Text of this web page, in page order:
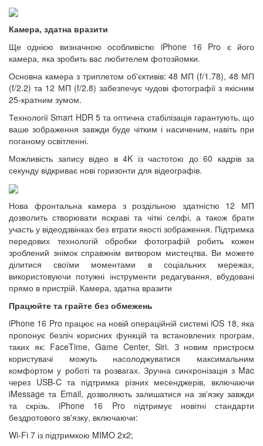
Камера, здатна вразити
Ще однією визначною особливістю iPhone 16 Pro є його
камера, яка зробить вас любителем фотозйомки.
Основна камера з триплетом об'єктивів: 48 МП (f/1.78), 48 МП
(f/2.2) та 12 МП (f/2.8) забезпечує чудові фотографії з якісним
25-кратним зумом.
Технології Smart HDR 5 та оптична стабілізація гарантують, що
ваше зображення завжди буде чітким і насиченим, навіть при
поганому освітленні.
Можливість запису відео в 4K із частотою до 60 кадрів за
секунду відкриває нові горизонти для відеографів.
Нова фронтальна камера з роздільною здатністю 12 МП
дозволить створювати яскраві та чіткі селфі, а також брати
участь у відеодзвінках без втрати якості зображення. Підтримка
передових технологій обробки фотографій робить кожен
зроблений знімок справжнім витвором мистецтва. Ви можете
ділитися своїми моментами в соціальних мережах,
використовуючи потужні інструменти редагування, вбудовані
прямо в пристрій. Камера, здатна вразити
Працюйте та грайте без обмежень
iPhone 16 Pro працює на новій операційній системі iOS 18, яка
пропонує безліч корисних функцій та встановлених програм,
таких як: FaceTime, Game Center, Siri. З новим пристроєм
користувачі можуть насолоджуватися максимальним
комфортом у роботі та розвагах. Зручна синхронізація з Mac
через USB-C та підтримка різних месенджерів, включаючи
iMessage та Email, дозволяють залишатися на зв'язку завжди
та скрізь. iPhone 16 Pro підтримує новітні стандарти
бездротового зв'язку, включаючи:
Wi-Fi 7 із підтримкою MIMO 2x2;